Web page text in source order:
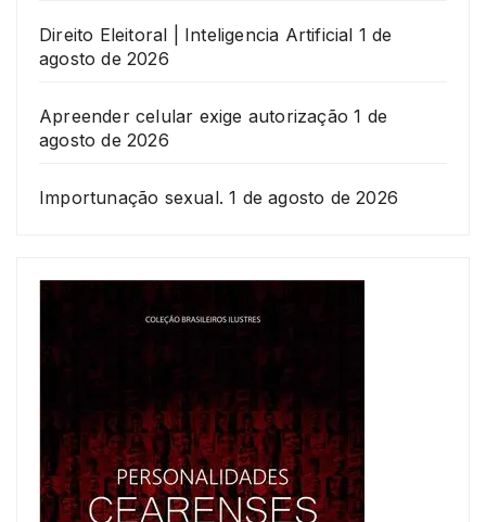
Direito Eleitoral | Inteligencia Artificial 1 de
agosto de 2026
Apreender celular exige autorização 1 de
agosto de 2026
Importunação sexual. 1 de agosto de 2026